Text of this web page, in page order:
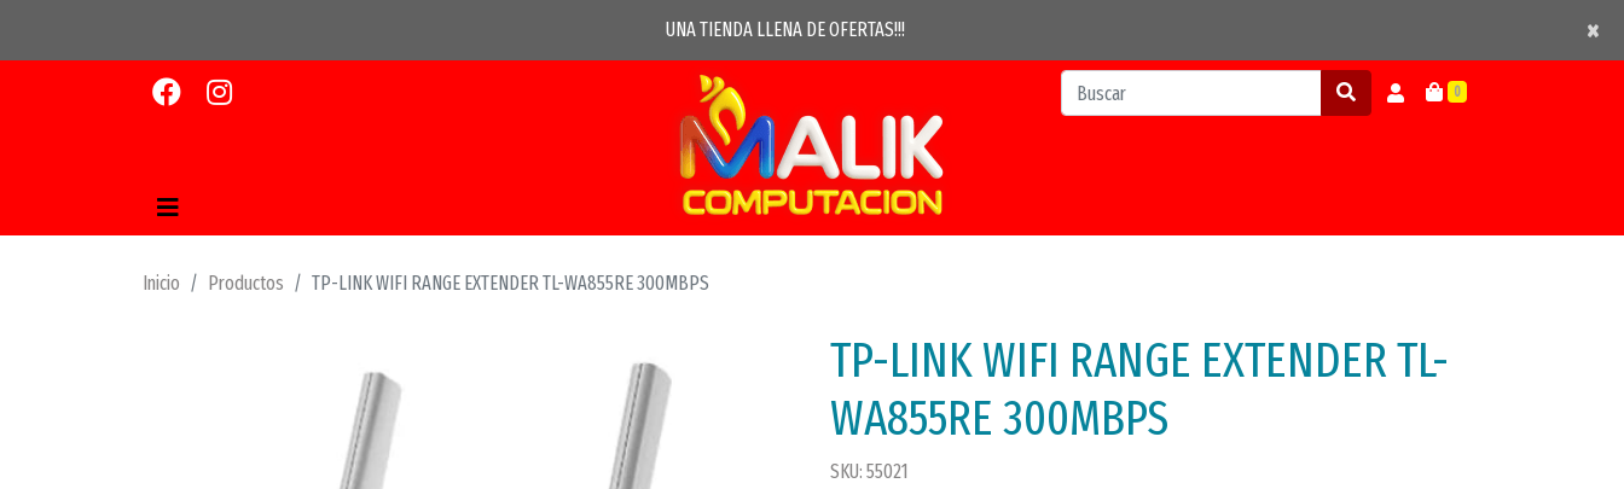
UNA TIENDA LLENA DE OFERTAS!!! ×
×
0
Inicio Productos TP-LINK WIFI RANGE EXTENDER TL-WA855RE 300MBPS
TP-LINK WIFI RANGE EXTENDER TL-
WA855RE 300MBPS
SKU: 55021